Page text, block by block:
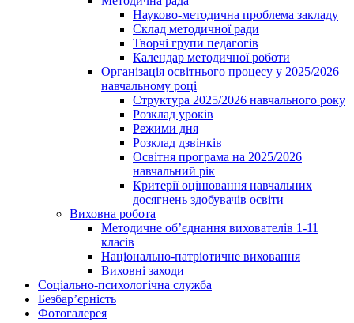
Науково-методична проблема закладу
Склад методичної ради
Творчі групи педагогів
Календар методичної роботи
Організація освітнього процесу у 2025/2026
навчальному році
Структура 2025/2026 навчального року
Розклад уроків
Режими дня
Розклад дзвінків
Освітня програма на 2025/2026
навчальний рік
Критерії оцінювання навчальних
досягнень здобувачів освіти
Виховна робота
Методичне об’єднання вихователів 1-11
класів
Національно-патріотичне виховання
Виховні заходи
Соціально-психологічна служба
Безбар’єрність
Фотогалерея